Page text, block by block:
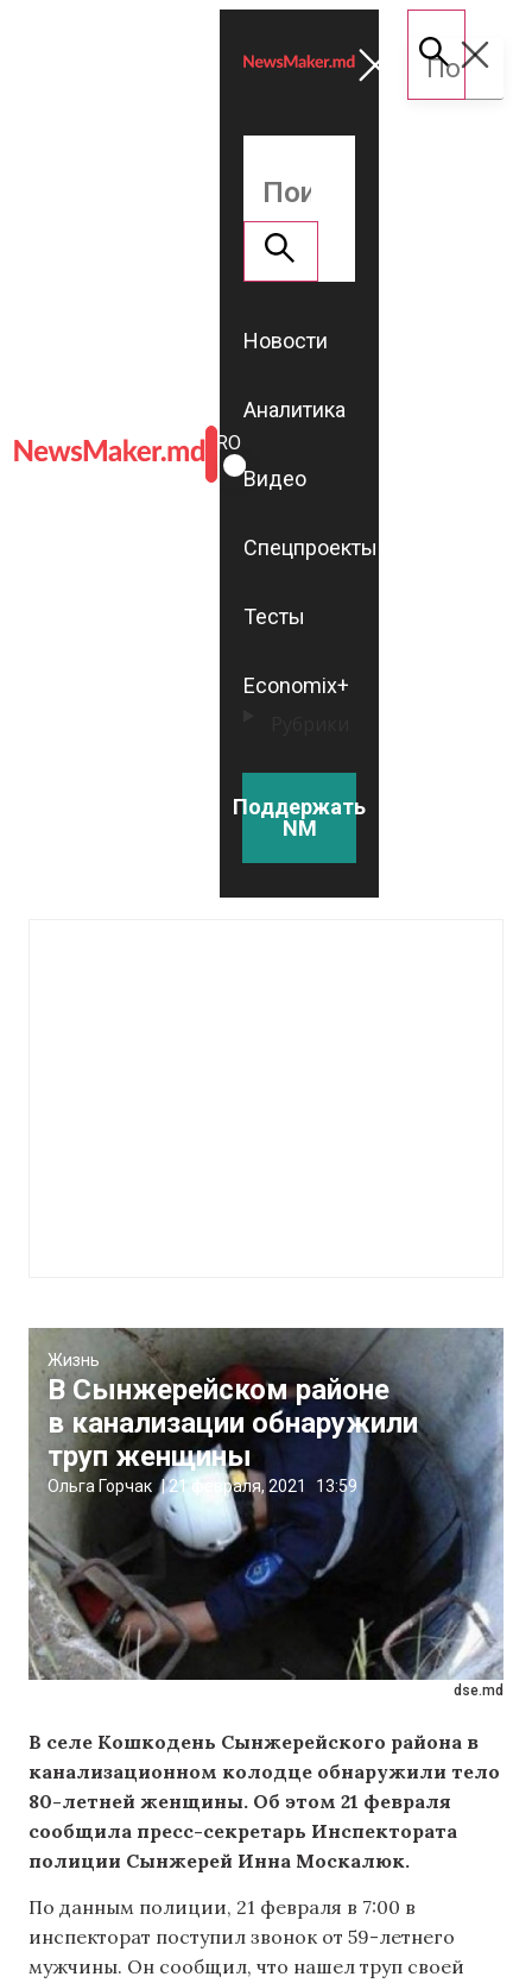
ROMÂNĂ
RU
Новости
Аналитика
Видео
Спецпроекты
Тесты
Economix+
Поддержать
NM
dse.md
Жизнь
В Сынжерейском районе
в канализации обнаружили
труп женщины
Ольга Горчак | 21 февраля, 2021 13:59
В селе Кошкодень Сынжерейского района в
канализационном колодце обнаружили тело
80-летней женщины. Об этом 21 февраля
сообщила пресс-секретарь Инспектората
полиции Сынжерей Инна Москалюк.
По данным полиции, 21 февраля в 7:00 в
инспекторат поступил звонок от 59-летнего
мужчины. Он сообщил, что нашел труп своей